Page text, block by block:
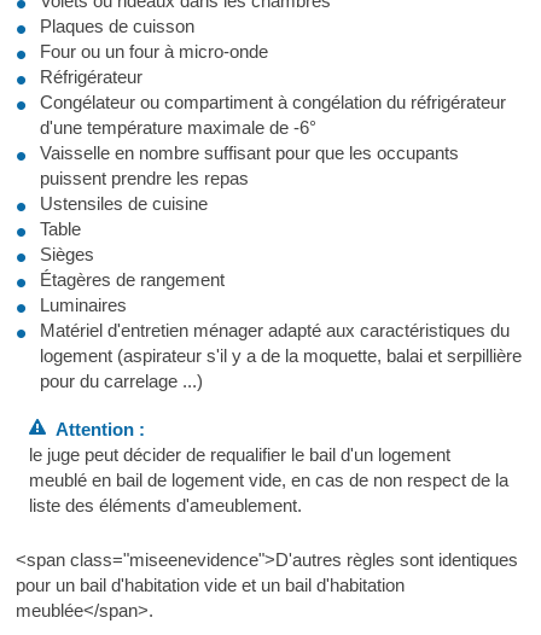
Plaques de cuisson
Four ou un four à micro-onde
Réfrigérateur
Congélateur ou compartiment à congélation du réfrigérateur
d'une température maximale de -6°
Vaisselle en nombre suffisant pour que les occupants
puissent prendre les repas
Ustensiles de cuisine
Table
Sièges
Étagères de rangement
Luminaires
Matériel d'entretien ménager adapté aux caractéristiques du
logement (aspirateur s'il y a de la moquette, balai et serpillière
pour du carrelage ...)
Attention :
le juge peut décider de requalifier le bail d'un logement
meublé en bail de logement vide, en cas de non respect de la
liste des éléments d'ameublement.
<span class="miseenevidence">D'autres règles sont identiques
pour un bail d'habitation vide et un bail d'habitation
meublée</span>.